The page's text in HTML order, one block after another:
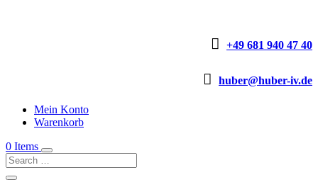
 +49 681 940 47 40
 huber@huber-iv.de
Mein Konto
Warenkorb
0 Items